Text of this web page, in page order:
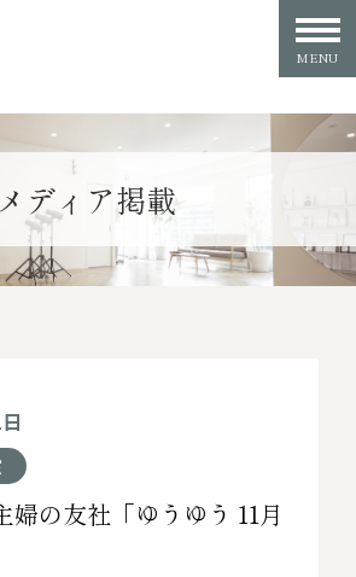
メディア掲載
婦の友社「ゆうゆう 11月